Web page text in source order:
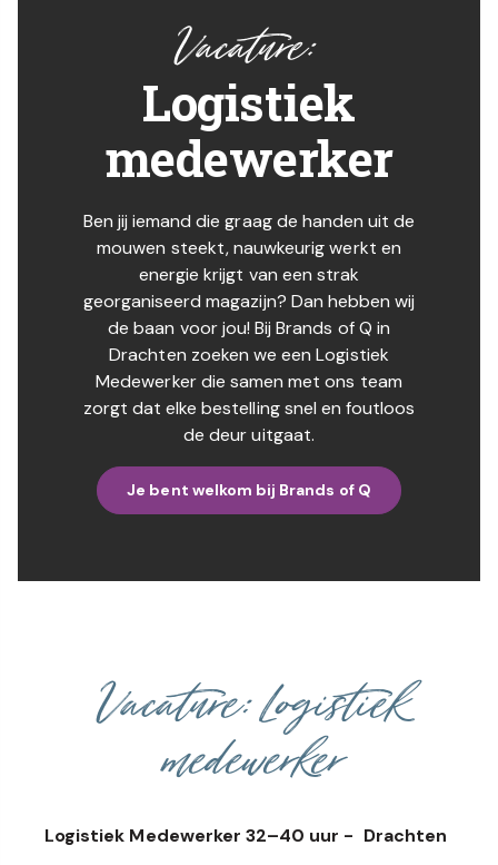
Vacature:
Logistiek
medewerker
Ben jij iemand die graag de handen uit de
mouwen steekt, nauwkeurig werkt en
energie krijgt van een strak
georganiseerd magazijn? Dan hebben wij
de baan voor jou! Bij Brands of Q in
Drachten zoeken we een Logistiek
Medewerker die samen met ons team
zorgt dat elke bestelling snel en foutloos
de deur uitgaat.
Je bent welkom bij Brands of Q
Vacature: Logistiek
medewerker
Logistiek Medewerker 32–40 uur - Drachten